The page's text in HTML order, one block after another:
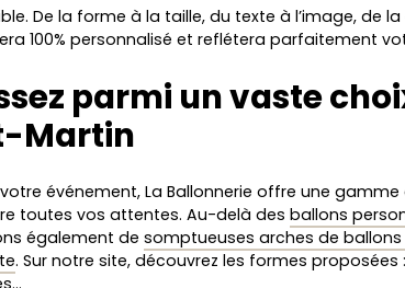
De la forme à la taille, du texte à l’image, de
100% personnalisé et reflétera parfaitement
parmi un vaste
Martin
événement, La Ballonnerie offre une
toutes vos attentes. Au-delà des ballons
également de somptueuses arches de
. Sur notre site, découvrez les formes